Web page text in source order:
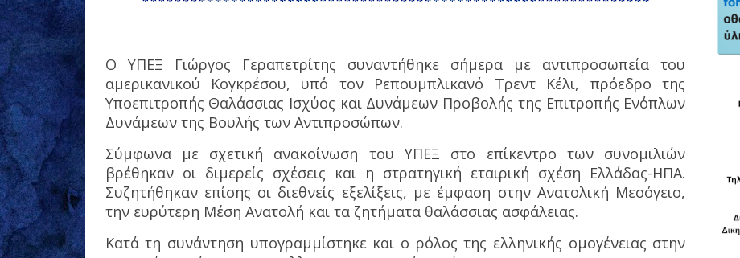
Ο ΥΠΕΞ Γιώργος Γεραπετρίτης συναντήθηκε σήμερα με αντιπροσωπεία του
αμερικανικού Κογκρέσου, υπό τον Ρεπουμπλικανό Τρεντ Κέλι, πρόεδρο της
Υποεπιτροπής Θαλάσσιας Ισχύος και Δυνάμεων Προβολής της Επιτροπής Ενόπλων
Δυνάμεων της Βουλής των Αντιπροσώπων.
Σύμφωνα με σχετική ανακοίνωση του ΥΠΕΞ στο επίκεντρο των συνομιλιών
βρέθηκαν οι διμερείς σχέσεις και η στρατηγική εταιρική σχέση Ελλάδας-ΗΠΑ.
Συζητήθηκαν επίσης οι διεθνείς εξελίξεις, με έμφαση στην Ανατολική Μεσόγειο,
την ευρύτερη Μέση Ανατολή και τα ζητήματα θαλάσσιας ασφάλειας.
Κατά τη συνάντηση υπογραμμίστηκε και ο ρόλος της ελληνικής ομογένειας στην